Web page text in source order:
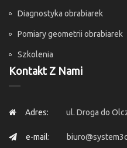
Diagnostyka obrabiarek
Pomiary geometrii obrabiarek
Szkolenia
Kontakt Z Nami
Adres: ul. Droga do
e-mail: